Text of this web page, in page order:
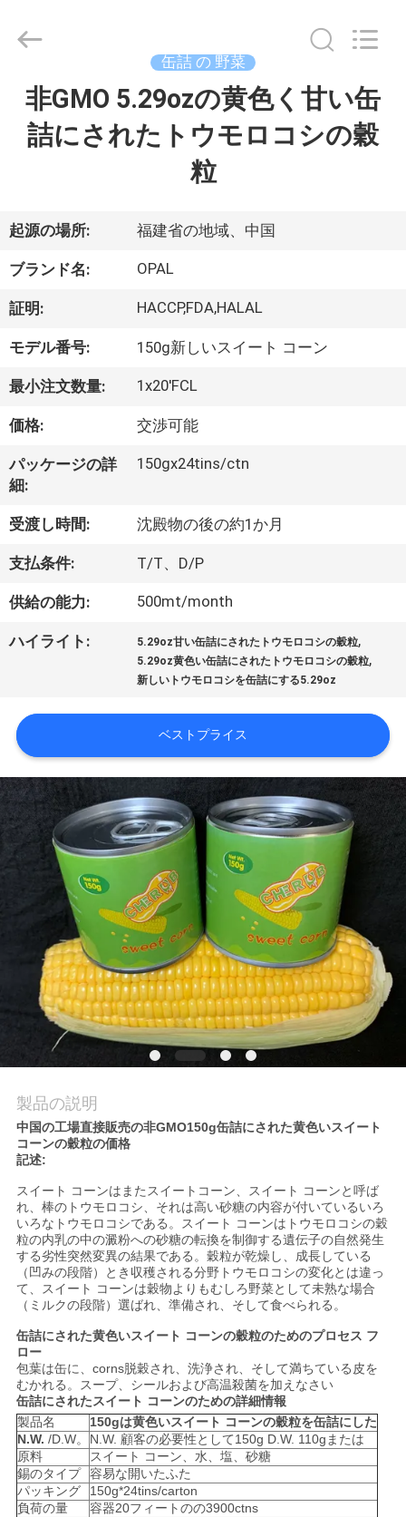
家
私
達
に
つ
て
旅
行
質
管
理
私
に
な
さ
い
引
用
を
要
求
し
な
さ
い
2020
Industrial
Co.,Ltd.
Rights
Reserved.
缶詰 の 野菜
非GMO 5.29ozの黄色く甘い缶
詰にされたトウモロコシの穀
粒
起源の場所: 福建省の地域、中国
ブランド名: OPAL
証明: HACCP,FDA,HALAL
モデル番号: 150g新しいスイート コーン
最小注文数量: 1x20'FCL
価格: 交渉可能
パッケージの詳
細:
150gx24tins/ctn
受渡し時間: 沈殿物の後の約1か月
支払条件: T/T、D/P
供給の能力: 500mt/month
ハイライト: 5.29oz甘い缶詰にされたトウモロコシの穀粒,
5.29oz黄色い缶詰にされたトウモロコシの穀粒,
新しいトウモロコシを缶詰にする5.29oz
ベストプライス
製品の説明
中国の工場直接販売の非GMO150g缶詰にされた黄色いスイート
コーンの穀粒の価格
記述:
スイート コーンはまたスイートコーン、スイート コーンと呼ば
れ、棒のトウモロコシ、それは高い砂糖の内容が付いているいろ
いろなトウモロコシである。スイート コーンはトウモロコシの穀
粒の内乳の中の澱粉への砂糖の転換を制御する遺伝子の自然発生
する劣性突然変異の結果である。穀粒が乾燥し、成長している
（凹みの段階）とき収穫される分野トウモロコシの変化とは違っ
て、スイート コーンは穀物よりもむしろ野菜として未熟な場合
（ミルクの段階）選ばれ、準備され、そして食べられる。
缶詰にされた黄色いスイート コーンの穀粒のためのプロセス フ
ロー
包葉は缶に、corns脱穀され、洗浄され、そして満ちている皮を
むかれる。スープ、シールおよび高温殺菌を加えなさい
缶詰にされたスイート コーンのための詳細情報
製品名
150gは黄色いスイート コーンの穀粒を缶詰にした
N.W. /D.W。
N.W. 顧客の必要性として150g D.W. 110gまたは
原料
スイート コーン、水、塩、砂糖
錫のタイプ
容易な開いたふた
パッキング
150g*24tins/carton
負荷の量
容器20フィートのの3900ctns